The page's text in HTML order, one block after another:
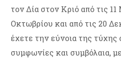
τον Δία στον Κριό από τις
Οκτωβρίου και από τις 20
έχετε την εύνοια της τύχης
συμφωνίες και συμβόλαια,